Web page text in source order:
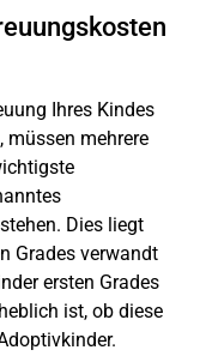
Ihres Kindes
müssen mehrere
Dies liegt
Grades verwandt
ersten Grades
ist, ob diese